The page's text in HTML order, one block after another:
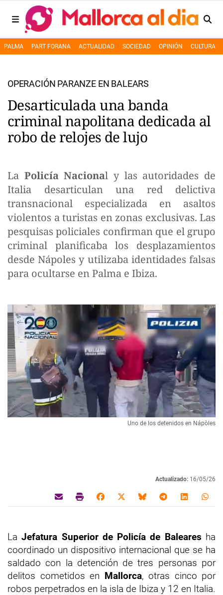
PALMA PART FORANA ACTUALIDAD SOCIEDAD OPINIÓN CULTURA
OPERACIÓN PARANZE EN BALEARS
Desarticulada una banda
criminal napolitana dedicada al
robo de relojes de lujo
La Policía Nacional y las autoridades de
Italia desarticulan una red delictiva
transnacional especializada en asaltos
violentos a turistas en zonas exclusivas. Las
pesquisas policiales confirman que el grupo
criminal planificaba los desplazamientos
desde Nápoles y utilizaba identidades falsas
para ocultarse en Palma e Ibiza.
Uno de los detenidos en Nápòles
Actualizado: 16/05/26
LaJefatura Superior de Policía de Baleares ha
coordinado un dispositivo internacional que se ha
saldado con la detención de tres personas por
delitos cometidos en Mallorca, otras cinco por
robos perpetrados en la isla de Ibiza y 12 en Italia.